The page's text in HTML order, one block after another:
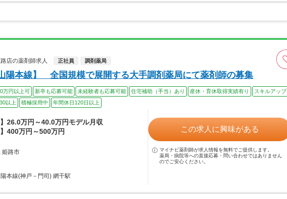
店の薬剤師求人
正社員 調剤薬局
陽本線】 全国規模で展開する大手調剤薬局にて薬剤師の募集
万円以上可 新卒も応募可能 未経験者も応募可能 住宅補助（手当）あり 産休・育休取得実績有り スキルアップ
以上
積極採用中 年間休日120日以上
】26.0万円～40.0万円モデル月収
】400万円～500万円
姫路市
陽本線(神戸－門司) 網干駅
この求人に興味がある
マイナビ薬剤師が求人情報を無料でご提供します。
薬局・病院等への直接応募・問い合わせではありません
のでご安心ください。